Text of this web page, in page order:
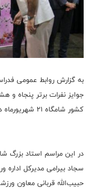
به گزارش روابط عمومی
جوایز نفرات برتر پنجاه و
کشور شامگاه ۲۱ شهریورماه در ارومیه برگزار شد.
در این مراسم استاد بزرگ
سجاد بیرامی مدیرکل اداره
حبیب‌الله قربانی معاون